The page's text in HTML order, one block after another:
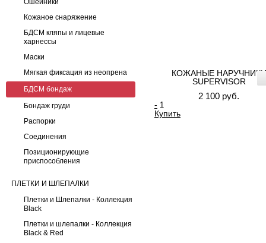
Ошейники
Кожаное снаряжение
БДСМ кляпы и лицевые
харнессы
Маски
Мягкая фиксация из неопрена
БДСМ бондаж
Бондаж груди
Распорки
Соединения
Позиционирующие
приспособления
ПЛЕТКИ И ШЛЕПАЛКИ
Плетки и Шлепалки - Коллекция
Black
Плетки и шлепалки - Коллекция
Black & Red
КОЖАНЫЕ НАРУЧНИКИ
SUPERVISOR
2 100 руб.
-
Купить